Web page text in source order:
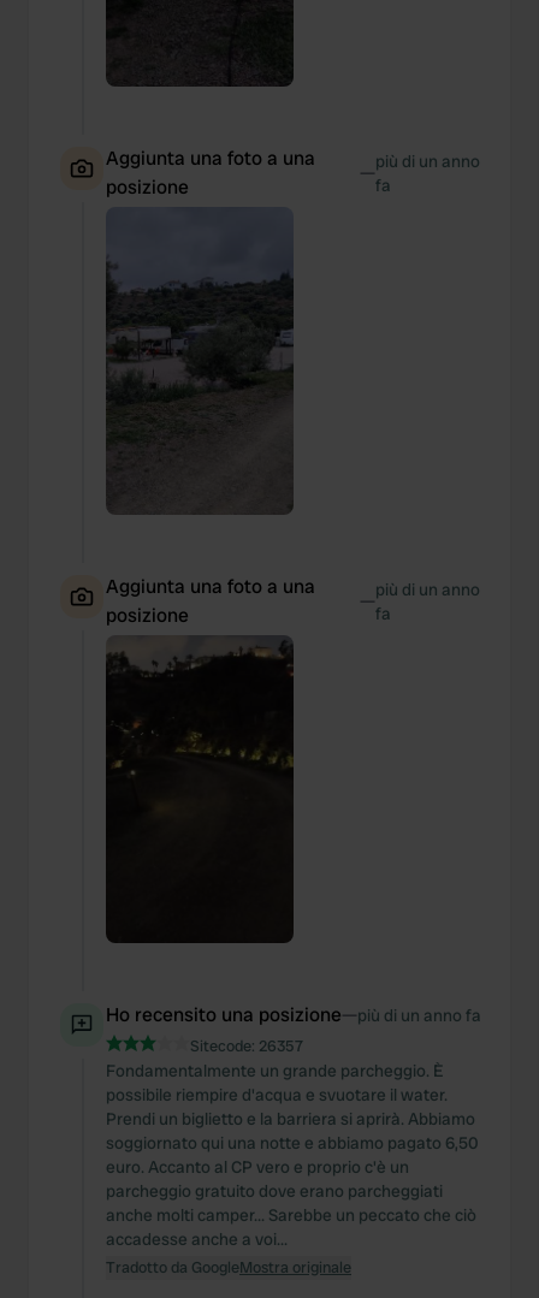
Aggiunta una foto a una
posizione
—più di un anno
fa
Aggiunta una foto a una
posizione
—più di un anno
fa
Ho recensito una posizione—più di un anno fa
Sitecode: 26357
Fondamentalmente un grande parcheggio. È
possibile riempire d'acqua e svuotare il water.
Prendi un biglietto e la barriera si aprirà. Abbiamo
soggiornato qui una notte e abbiamo pagato 6,50
euro. Accanto al CP vero e proprio c'è un
parcheggio gratuito dove erano parcheggiati
anche molti camper... Sarebbe un peccato che ciò
accadesse anche a voi...
Tradotto da GoogleMostra originale